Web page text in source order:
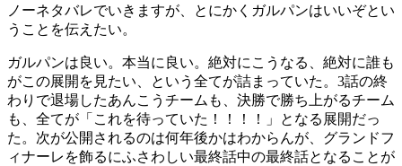
ノーネタバレでいきますが、とにかくガルパンはいいぞとい
うことを伝えたい。
ガルパンは良い。本当に良い。絶対にこうなる、絶対に誰も
がこの展開を見たい、という全てが詰まっていた。3話の終
わりで退場したあんこうチームも、決勝で勝ち上がるチーム
も、全てが「これを待っていた！！！！」となる展開だっ
た。次が公開されるのは何年後かはわからんが、グランドフ
ィナーレを飾るにふさわしい最終話中の最終話となることが